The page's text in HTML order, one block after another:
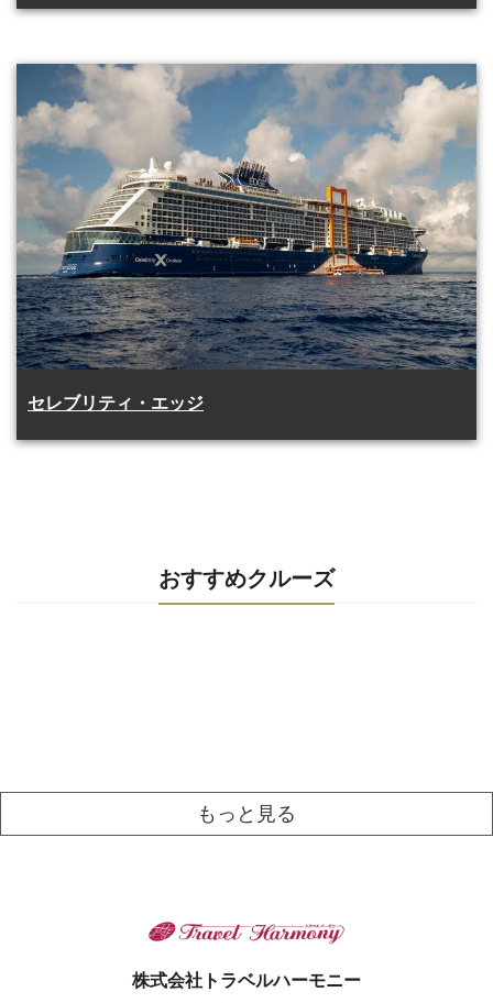
セレブリティ・エッジ
おすすめクルーズ
もっと見る
株式会社トラベルハーモニー